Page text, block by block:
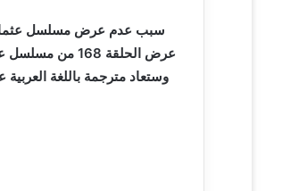
ي
د
ا
سبب عدم عرض مسلسل عثمان
وستعاد مترجمة باللغة